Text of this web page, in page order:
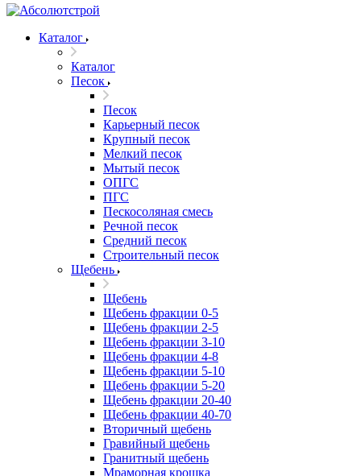
Каталог
Каталог
Песок
Песок
Карьерный песок
Крупный песок
Мелкий песок
Мытый песок
ОПГС
ПГС
Пескосоляная смесь
Речной песок
Средний песок
Строительный песок
Щебень
Щебень
Щебень фракции 0-5
Щебень фракции 2-5
Щебень фракции 3-10
Щебень фракции 4-8
Щебень фракции 5-10
Щебень фракции 5-20
Щебень фракции 20-40
Щебень фракции 40-70
Вторичный щебень
Гравийный щебень
Гранитный щебень
Мраморная крошка